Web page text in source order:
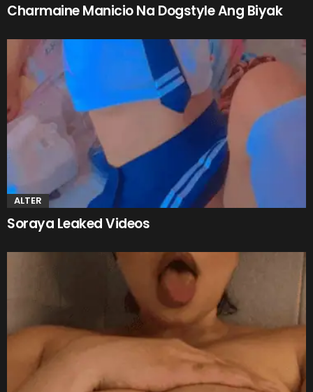
Charmaine Manicio Na Dogstyle Ang Biyak
ALTER
Soraya Leaked Videos